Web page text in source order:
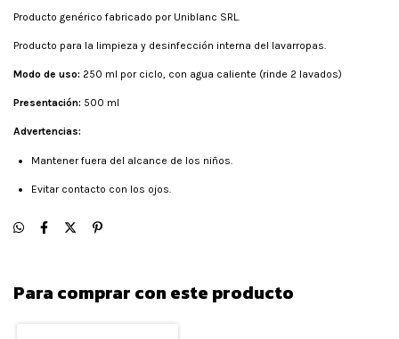
Producto genérico fabricado por Uniblanc SRL.
Producto para la limpieza y desinfección interna del lavarropas.
Modo de uso: 250 ml por ciclo, con agua caliente (rinde 2 lavados)
Presentación: 500 ml
Advertencias:
Mantener fuera del alcance de los niños.
Evitar contacto con los ojos.
Para comprar con este producto